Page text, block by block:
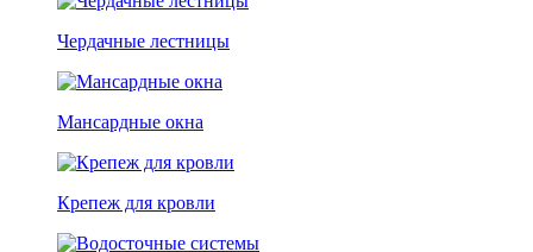
Чердачные лестницы
Мансардные окна
Крепеж для кровли